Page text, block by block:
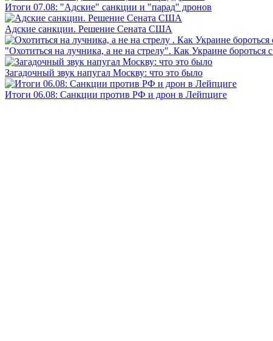
Итоги 07.08: "Адские" санкции и "парад" дронов
Адские санкции. Решение Сената США
"Охотиться на лучника, а не на стрелу". Как Украине бороться
Загадочный звук напугал Москву: что это было
Итоги 06.08: Санкции против РФ и дрон в Лейпциге